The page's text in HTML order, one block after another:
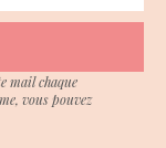
mail chaque
vous pouvez